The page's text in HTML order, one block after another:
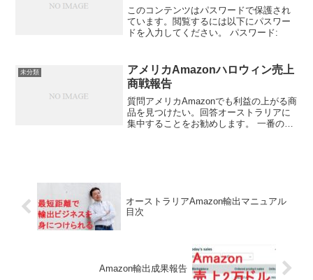
このコンテンツはパスワードで保護され
ています。閲覧するには以下にパスワー
ドを入力してください。 パスワード:
未分類
アメリカAmazonハロウィン売上
商戦報告
質問アメリカAmazonでも利益の上がる商
品を見つけたい。回答オーストラリアに
集中することをお勧めします。 一番の理
オーストラリアAmazon輸出マニュアル
目次
Amazon輸出成果報告